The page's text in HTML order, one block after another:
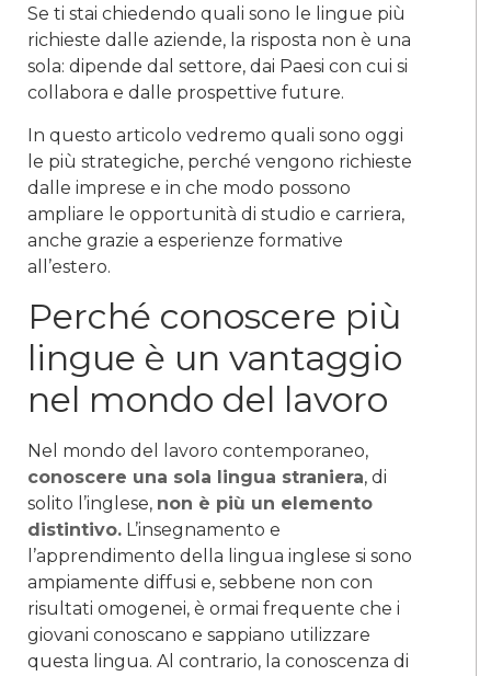
Se ti stai chiedendo quali sono le lingue più
richieste dalle aziende, la risposta non è una
sola: dipende dal settore, dai Paesi con cui si
collabora e dalle prospettive future.
In questo articolo vedremo quali sono oggi
le più strategiche, perché vengono richieste
dalle imprese e in che modo possono
ampliare le opportunità di studio e carriera,
anche grazie a esperienze formative
all’estero.
Perché conoscere più
lingue è un vantaggio
nel mondo del lavoro
Nel mondo del lavoro contemporaneo,
conoscere una sola lingua straniera, di
solito l’inglese, non è più un elemento
distintivo. L’insegnamento e
l’apprendimento della lingua inglese si sono
ampiamente diffusi e, sebbene non con
risultati omogenei, è ormai frequente che i
giovani conoscano e sappiano utilizzare
questa lingua. Al contrario, la conoscenza di